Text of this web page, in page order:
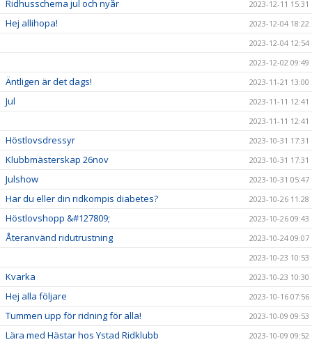
Ridhusschema jul och nyår 2023-12-11 15:31
Hej allihopa!
2023-12-04 18:22
2023-12-04 12:54
2023-12-02 09:49
Äntligen är det dags! 2023-11-21 13:00
Jul
2023-11-11 12:41
2023-11-11 12:41
Höstlovsdressyr 2023-10-31 17:31
Klubbmästerskap 26nov 2023-10-31 17:31
Julshow 2023-10-31 05:47
Har du eller din ridkompis diabetes? 2023-10-26 11:28
Höstlovshopp &#127809; 2023-10-26 09:43
Återanvänd ridutrustning
2023-10-24 09:07
2023-10-23 10:53
Kvarka 2023-10-23 10:30
Hej alla följare 2023-10-16 07:56
Tummen upp för ridning för alla! 2023-10-09 09:53
Lära med Hästar hos Ystad Ridklubb 2023-10-09 09:52